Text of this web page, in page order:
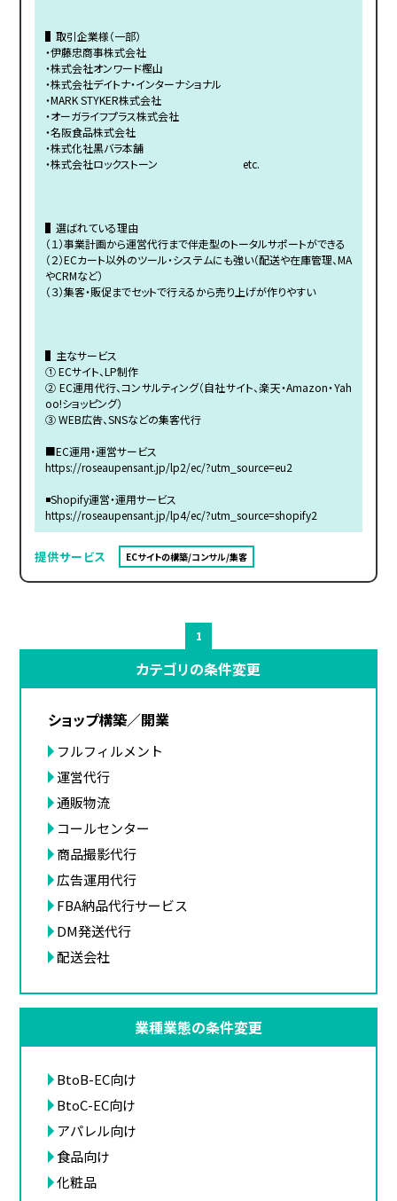
▌取引企業様（一部）
・伊藤忠商事株式会社
・株式会社オンワード樫山
・株式会社デイトナ・インターナショナル
・MARK STYKER株式会社
・オーガライフプラス株式会社
・名阪食品株式会社
・株式化社黒バラ本舗
・株式会社ロックストーン etc.
▌選ばれている理由
（１）事業計画から運営代行まで伴走型のトータルサポートができる
（２）ECカート以外のツール・システムにも強い（配送や在庫管理、MA
やCRMなど）
（３）集客・販促までセットで行えるから売り上げが作りやすい
▌主なサービス
① ECサイト、LP制作
② EC運用代行、コンサルティング（自社サイト、楽天・Amazon・Yah
oo!ショッピング）
③ WEB広告、SNSなどの集客代行
■EC運用・運営サービス
https://roseaupensant.jp/lp2/ec/?utm_source=eu2
◾️Shopify運営・運用サービス
https://roseaupensant.jp/lp4/ec/?utm_source=shopify2
提供サービス ECサイトの構築/コンサル/集客
1
カテゴリの条件変更
ショップ構築／開業
フルフィルメント
運営代行
通販物流
コールセンター
商品撮影代行
広告運用代行
FBA納品代行サービス
DM発送代行
配送会社
業種業態の条件変更
BtoB-EC向け
BtoC-EC向け
アパレル向け
食品向け
化粧品